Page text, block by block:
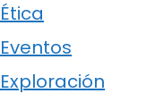
Ética
Eventos
Exploración